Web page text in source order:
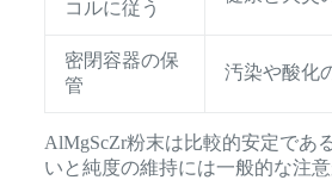
コルに従う
密閉容器の保
管
汚染や酸化
AlMgScZr粉末は比較的安定であ
いと純度の維持には一般的な注意